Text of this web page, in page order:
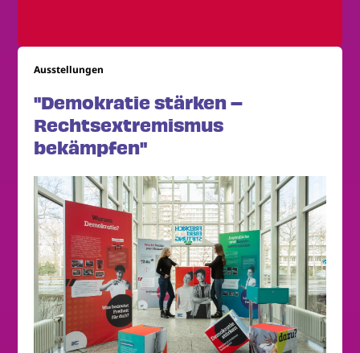
Ausstellungen
"Demokratie stärken –
Rechtsextremismus
bekämpfen"